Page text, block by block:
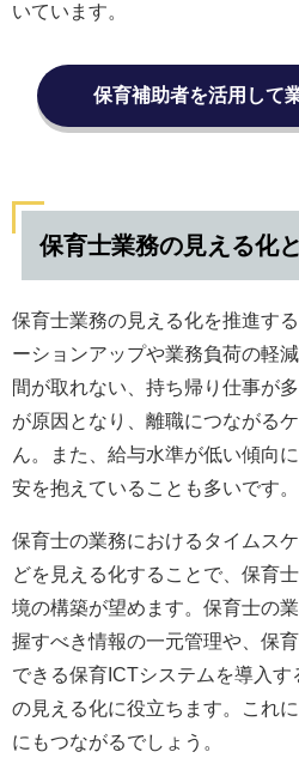
いています。
保育補助者を活用して
保育士業務の見える化
保育士業務の見える化を推進す
ーションアップや業務負荷の軽
間が取れない、持ち帰り仕事が
が原因となり、離職につながる
ん。また、給与水準が低い傾向
安を抱えていることも多いです。
保育士の業務におけるタイムス
どを見える化することで、保育
境の構築が望めます。保育士の
握すべき情報の一元管理や、保
できる保育ICTシステムを導入
の見える化に役立ちます。これ
にもつながるでしょう。